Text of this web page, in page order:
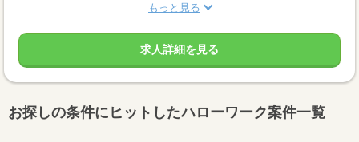
もっと見る
求人詳細を見る
お探しの条件にヒットしたハローワーク案件一覧